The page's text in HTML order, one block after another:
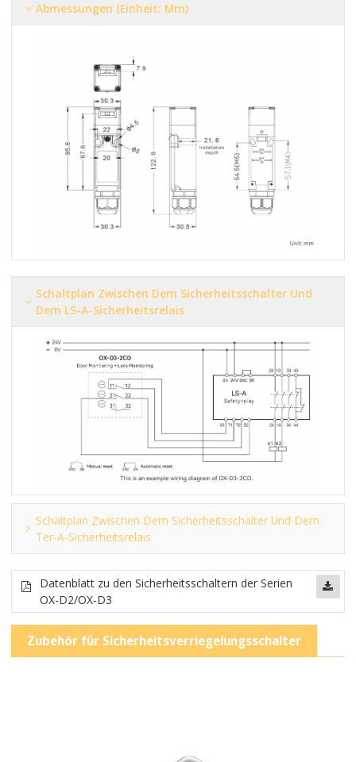
Abmessungen (Einheit: Mm)
Schaltplan Zwischen Dem Sicherheitsschalter Und
Dem LS-A-Sicherheitsrelais
Schaltplan Zwischen Dem Sicherheitsschalter Und Dem
Ter-A-Sicherheitsrelais
Datenblatt zu den Sicherheitsschaltern der Serien
OX-D2/OX-D3
Zubehör für Sicherheitsverriegelungsschalter